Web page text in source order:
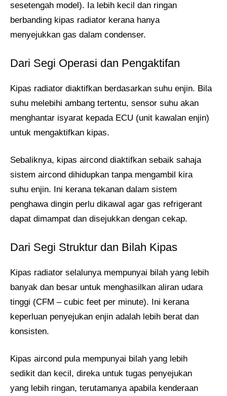
sesetengah model). Ia lebih kecil dan ringan
berbanding kipas radiator kerana hanya
menyejukkan gas dalam condenser.
Dari Segi Operasi dan Pengaktifan
Kipas radiator diaktifkan berdasarkan suhu enjin. Bila
suhu melebihi ambang tertentu, sensor suhu akan
menghantar isyarat kepada ECU (unit kawalan enjin)
untuk mengaktifkan kipas.
Sebaliknya, kipas aircond diaktifkan sebaik sahaja
sistem aircond dihidupkan tanpa mengambil kira
suhu enjin. Ini kerana tekanan dalam sistem
penghawa dingin perlu dikawal agar gas refrigerant
dapat dimampat dan disejukkan dengan cekap.
Dari Segi Struktur dan Bilah Kipas
Kipas radiator selalunya mempunyai bilah yang lebih
banyak dan besar untuk menghasilkan aliran udara
tinggi (CFM – cubic feet per minute). Ini kerana
keperluan penyejukan enjin adalah lebih berat dan
konsisten.
Kipas aircond pula mempunyai bilah yang lebih
sedikit dan kecil, direka untuk tugas penyejukan
yang lebih ringan, terutamanya apabila kenderaan